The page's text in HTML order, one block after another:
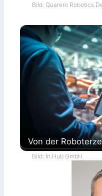
Bild: Quarero Robotics
Von der
Bild: In.Hub GmbH